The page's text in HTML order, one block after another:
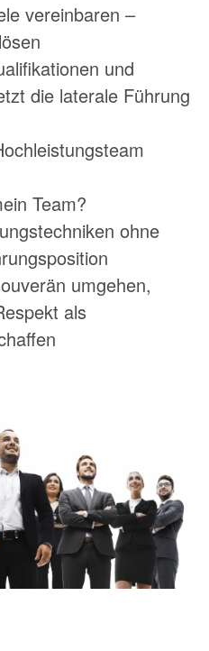
vereinbaren –
und
die laterale Führung
Team?
ohne
umgehen,
als